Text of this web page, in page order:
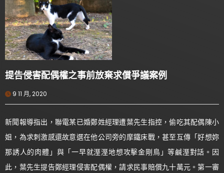
提告侵害配偶權之事前放棄求償爭議案例
9 11 月, 2020
新聞報導指出，聯電某已婚鄭姓經理遭葉先生指控，偷吃其配偶陳小
姐，為求刺激感還故意選在他公司旁的摩鐵床戰，甚至互傳「好想妳
那誘人的肉體」與「一早就溼溼地想攻擊金剛鳥」等鹹溼對話。因
此，葉先生提告鄭經理侵害配偶權，請求民事賠償九十萬元。第一審